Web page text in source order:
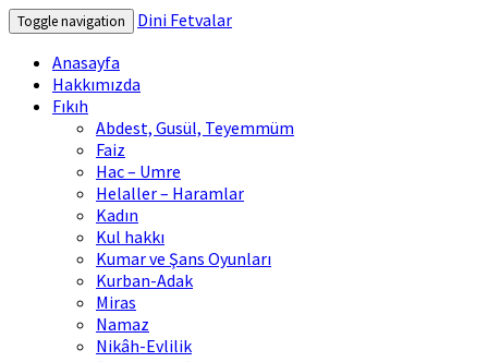
Toggle navigation
Dini Fetvalar
Anasayfa
Hakkımızda
Fıkıh
Abdest, Gusül, Teyemmüm
Faiz
Hac – Umre
Helaller – Haramlar
Kadın
Kul hakkı
Kumar ve Şans Oyunları
Kurban-Adak
Miras
Namaz
Nikâh-Evlilik